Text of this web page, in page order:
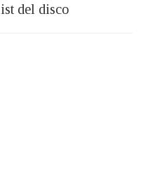
del disco